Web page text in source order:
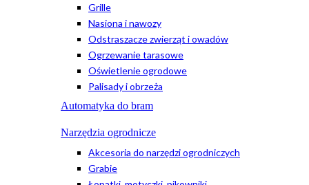
Grille
Nasiona i nawozy
Odstraszacze zwierząt i owadów
Ogrzewanie tarasowe
Oświetlenie ogrodowe
Palisady i obrzeża
Automatyka do bram
Narzędzia ogrodnicze
Akcesoria do narzędzi ogrodniczych
Grabie